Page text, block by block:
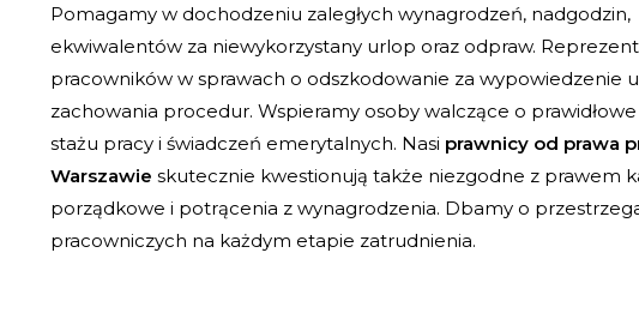
Pomagamy w dochodzeniu zaległych wynagrodzeń, nadgodzin,
ekwiwalentów za niewykorzystany urlop oraz odpraw.
pracowników w sprawach o odszkodowanie za wypowiedzenie
zachowania procedur. Wspieramy osoby walczące o
stażu pracy i świadczeń emerytalnych. Nasi prawnicy od prawa
Warszawie skutecznie kwestionują także niezgodne z prawem
porządkowe i potrącenia z wynagrodzenia. Dbamy o
pracowniczych na każdym etapie zatrudnienia.